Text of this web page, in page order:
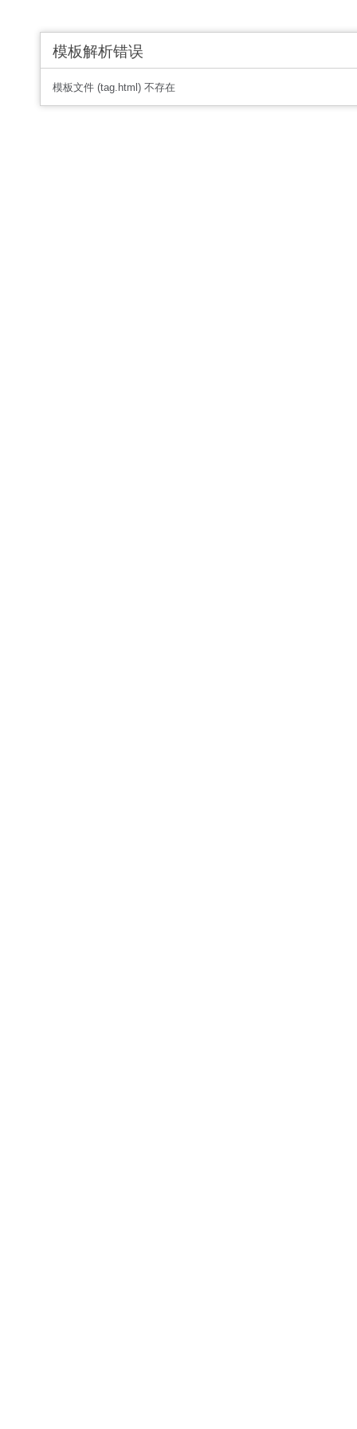
模板解析错误
模板文件 (tag.html) 不存在